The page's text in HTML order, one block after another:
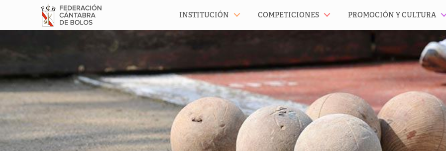
INSTITUCIÓN COMPETICIONES PROMOCIÓN Y CULTURA